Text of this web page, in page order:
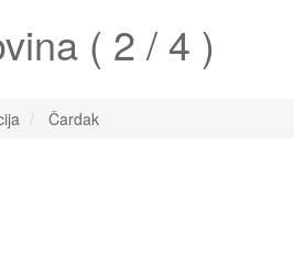
( 2 / 4 )
Čardak